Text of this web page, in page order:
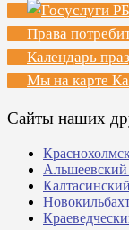
Права
Календарь
Мы на карте
Сайты наших